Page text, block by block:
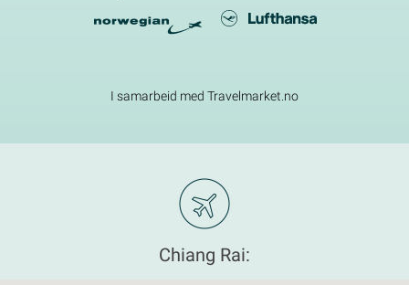
I samarbeid med Travelmarket.no
Chiang Rai: